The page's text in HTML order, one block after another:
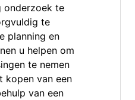
onderzoek te
te
planning en
u helpen om
te nemen
kopen van een
van een